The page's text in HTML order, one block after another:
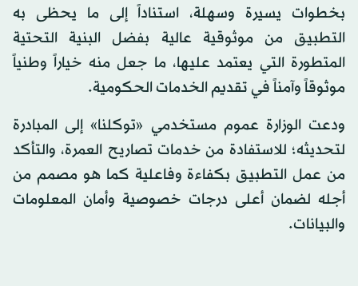
بخطوات يسيرة وسهلة، استناداً إلى ما يحظى به
التطبيق من موثوقية عالية بفضل البنية التحتية
المتطورة التي يعتمد عليها، ما جعل منه خياراً وطنياً
موثوقاً وآمناً في تقديم الخدمات الحكومية.
ودعت الوزارة عموم مستخدمي «توكلنا» إلى المبادرة
لتحديثه؛ للاستفادة من خدمات تصاريح العمرة، والتأكد
من عمل التطبيق بكفاءة وفاعلية كما هو مصمم من
أجله لضمان أعلى درجات خصوصية وأمان المعلومات
والبيانات.